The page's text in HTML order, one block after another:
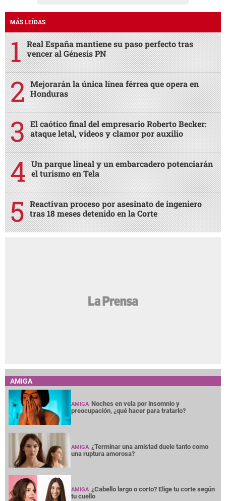
MÁS LEÍDAS
Real España mantiene su paso perfecto tras
vencer al Génesis PN
Mejorarán la única línea férrea que opera en
Honduras
El caótico final del empresario Roberto Becker:
ataque letal, videos y clamor por auxilio
Un parque lineal y un embarcadero potenciarán
el turismo en Tela
Reactivan proceso por asesinato de ingeniero
tras 18 meses detenido en la Corte
AMIGA
AMIGA Noches en vela por insomnio y
preocupación, ¿qué hacer para tratarlo?
AMIGA ¿Terminar una amistad duele tanto como
una ruptura amorosa?
AMIGA ¿Cabello largo o corto? Elige tu corte según
tu cuello